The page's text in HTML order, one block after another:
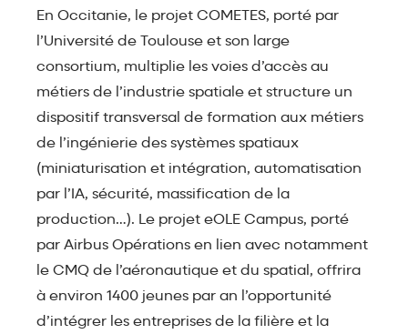
En Occitanie, le projet COMETES, porté par
l’Université de Toulouse et son large
consortium, multiplie les voies d’accès au
métiers de l’industrie spatiale et structure un
dispositif transversal de formation aux métiers
de l’ingénierie des systèmes spatiaux
(miniaturisation et intégration, automatisation
par l’IA, sécurité, massification de la
production…). Le projet eOLE Campus, porté
par Airbus Opérations en lien avec notamment
le CMQ de l’aéronautique et du spatial, offrira
à environ 1400 jeunes par an l’opportunité
d’intégrer les entreprises de la filière et la